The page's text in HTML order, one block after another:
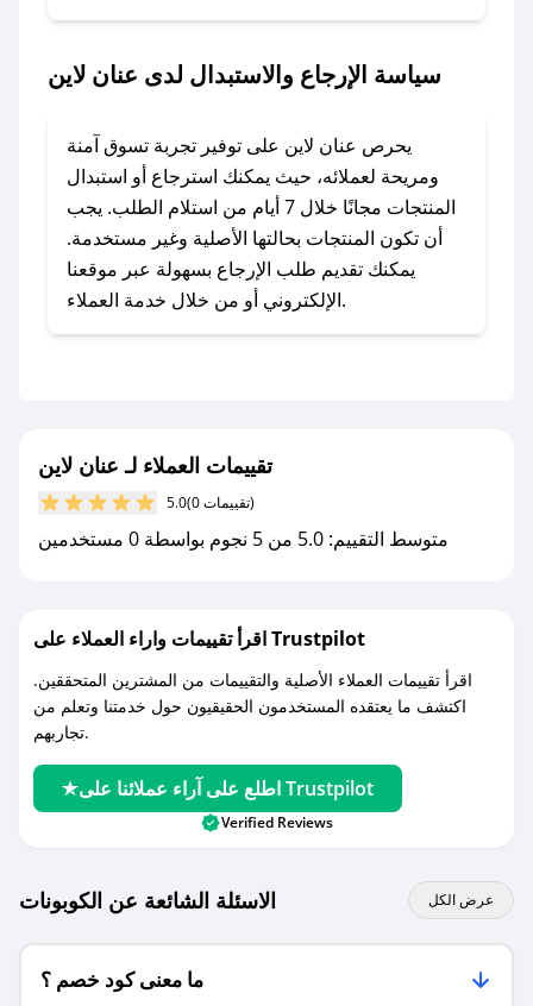
في حال عدم توفر كوبونات لمتجرك المفضل، يمكنك
أسرع وقت ممكن.
### كيف تحصل على كوبونات خصم حصرية من
عنان لاين؟
للحصول على كوبونات وخصومات حصرية، قم بما
يلي:
- اضغط على أيقونة متابعة لمتجر عنان لاين في
تطبيق صحصح.
مع صحصح، تسوق بذكاء ووفّر على كل مشترياتك مع
سياسة الإرجاع والاستبدال لدى عنان لاين
يحرص عنان لاين على توفير تجربة تسوق آمنة
ومريحة لعملائه، حيث يمكنك استرجاع أو استبدال
المنتجات مجانًا خلال 7 أيام من استلام الطلب. يجب
أن تكون المنتجات بحالتها الأصلية وغير مستخدمة.
يمكنك تقديم طلب الإرجاع بسهولة عبر موقعنا
الإلكتروني أو من خلال خدمة العملاء.
تقييمات العملاء لـ عنان لاين
5.0 (0 تقييمات)
متوسط التقييم: 5.0 من 5 نجوم بواسطة 0 مستخدمين
اقرأ تقييمات واراء العملاء على Trustpilot
اقرأ تقييمات العملاء الأصلية والتقييمات من المشترين المتحققين.
اكتشف ما يعتقده المستخدمون الحقيقيون حول خدمتنا وتعلم من
تجاربهم.
اطلع على آراء عملائنا على Trustpilot
Verified Reviews
الاسئلة الشائعة عن الكوبونات عرض الكل
ما معنى كود خصم ؟